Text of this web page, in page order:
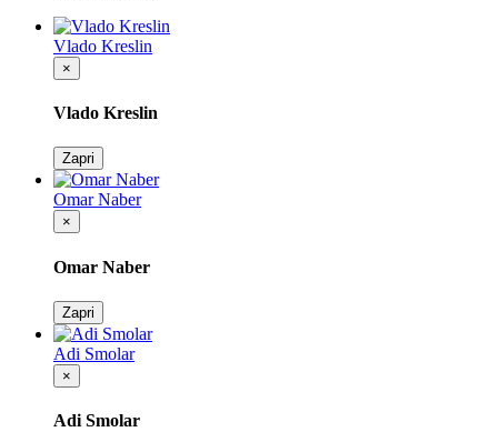
Vlado Kreslin
×
Vlado Kreslin
Zapri
Omar Naber
×
Omar Naber
Zapri
Adi Smolar
×
Adi Smolar